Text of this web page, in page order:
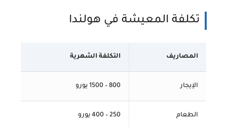
تكلفة المعيشة في هولندا
المصاريف التكلفة الشهرية
الإيجار 800 – 1500 يورو
الطعام 250 – 400 يورو